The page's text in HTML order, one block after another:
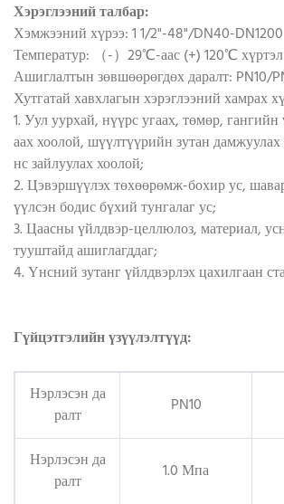
Хэрэглээний талбар:
Хэмжээний хүрээ: 1 1/2"-48"/DN40-DN1200
Температур: （-）29℃-аас (+) 120℃ хүртэл
Ашиглалтын зөвшөөрөгдөх даралт: PN10/
Хутгатай хавхлагын хэрэглээний хамрах
1. Уул уурхай, нүүрс угаах, төмөр,
аах хоолой, шүүлтүүрийн зутан
нс зайлуулах хоолой;
2. Цэвэршүүлэх төхөөрөмж-бохир ус,
үүлсэн бодис бүхий тунгалаг ус;
3. Цаасны үйлдвэр-целлюлоз, материал,
тууштайд ашиглагддаг;
4. Үнсний зутанг үйлдвэрлэх цахилгаан
Гүйцэтгэлийн үзүүлэлтүүд:
Нэрлэсэн да
ралт
PN10
Нэрлэсэн да
ралт
1.0 Мпа